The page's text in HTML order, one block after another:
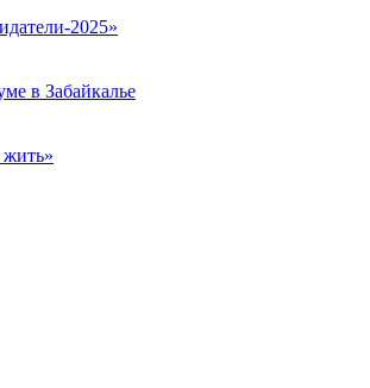
2025»
в Забайкалье